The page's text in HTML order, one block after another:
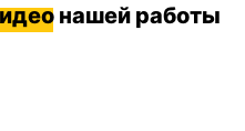
нашей работы